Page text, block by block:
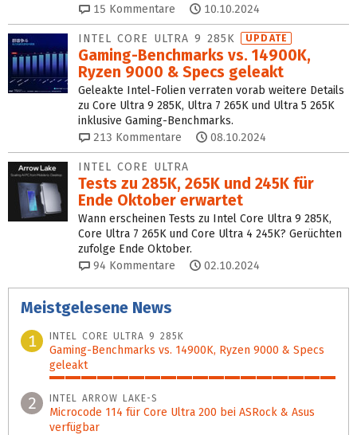
15 Kommentare 10.10.2024
INTEL CORE ULTRA 9 285K UPDATE
Gaming-Benchmarks vs. 14900K,
Ryzen 9000 & Specs geleakt
Geleakte Intel-Folien verraten vorab weitere Details
zu Core Ultra 9 285K, Ultra 7 265K und Ultra 5 265K
inklusive Gaming-Benchmarks.
213 Kommentare 08.10.2024
INTEL CORE ULTRA
Tests zu 285K, 265K und 245K für
Ende Oktober erwartet
Wann erscheinen Tests zu Intel Core Ultra 9 285K,
Core Ultra 7 265K und Core Ultra 4 245K? Gerüchten
zufolge Ende Oktober.
94 Kommentare 02.10.2024
Meistgelesene News
1
INTEL CORE ULTRA 9 285K
Gaming-Benchmarks vs. 14900K, Ryzen 9000 & Specs
geleakt
100%
2 INTEL ARROW LAKE-S
Microcode 114 für Core Ultra 200 bei ASRock & Asus
verfügbar